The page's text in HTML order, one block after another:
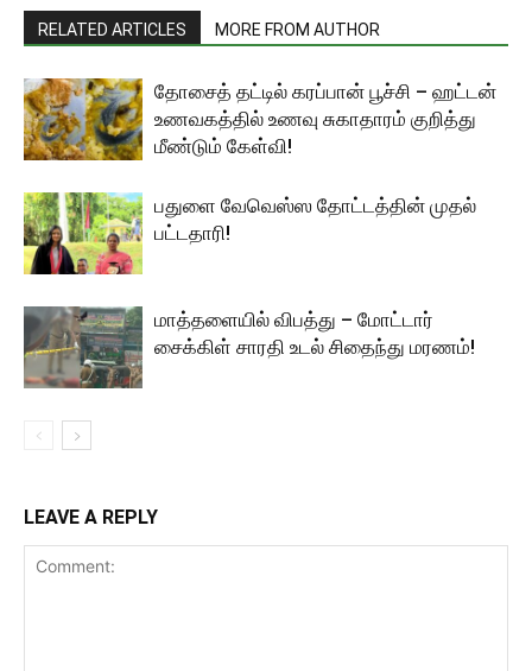
RELATED ARTICLES MORE FROM AUTHOR
தோசைத் தட்டில் கரப்பான் பூச்சி – ஹட்டன்
உணவகத்தில் உணவு சுகாதாரம் குறித்து
மீண்டும் கேள்வி!
பதுளை வேவெஸ்ஸ தோட்டத்தின் முதல்
பட்டதாரி!
மாத்தளையில் விபத்து – மோட்டார்
சைக்கிள் சாரதி உடல் சிதைந்து மரணம்!
LEAVE A REPLY